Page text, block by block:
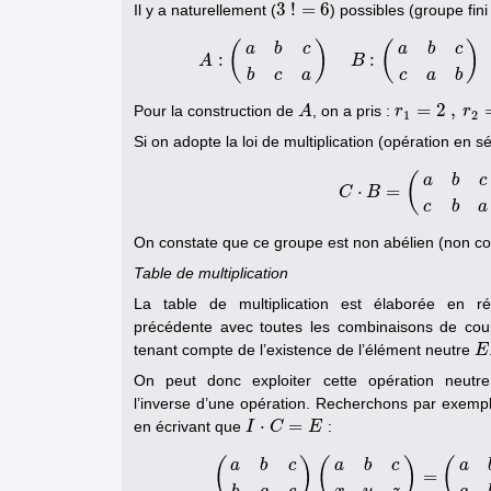
Il y a naturellement (3 ! = 6
3 != 6 ) possibles (groupe fini
A : ( a
b
b
c
c
a ) B : ( a
c
b
a
c
b )
A: a
Pour la construction de A
A , on a pris :r1 = 2 , r2
r1 =2 r 2=3 , r
Si on adopte la loi de multiplication (opération en
C ⋅ B = ( a
c
b
b
c
a
On constate que ce groupe est non abélien (non
Table de multiplication
La table de multiplication est élaborée en
précédente avec toutes les combinaisons de
tenant compte de l’existence de l’élément neutre E
E
On peut donc exploiter cette opération
l’inverse d’une opération. Recherchons par
en écrivant que I ⋅ C = E
I⋅ C =E :
( a
b
c ) ( a
b
c ) = ( a
c ba ( abc a